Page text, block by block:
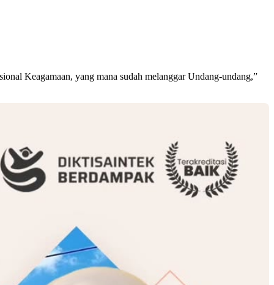
Keagamaan, yang mana sudah melanggar Undang-undang,”